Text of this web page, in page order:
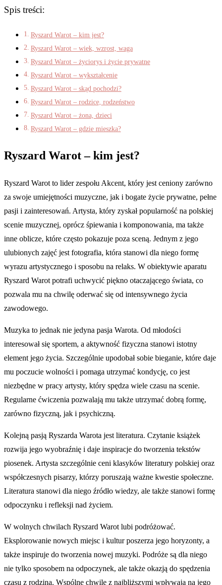
Spis treści:
Ryszard Warot – kim jest?
Ryszard Warot – wiek, wzrost, waga
Ryszard Warot – życiorys i życie prywatne
Ryszard Warot – wykształcenie
Ryszard Warot – skąd pochodzi?
Ryszard Warot – rodzice, rodzeństwo
Ryszard Warot – żona, dzieci
Ryszard Warot – gdzie mieszka?
Ryszard Warot – kim jest?
Ryszard Warot to lider zespołu Akcent, który jest ceniony zarówno
za swoje umiejętności muzyczne, jak i bogate życie prywatne, pełne
pasji i zainteresowań. Artysta, który zyskał popularność na polskiej
scenie muzycznej, oprócz śpiewania i komponowania, ma także
inne oblicze, które często pokazuje poza sceną. Jednym z jego
ulubionych zajęć jest fotografia, która stanowi dla niego formę
wyrazu artystycznego i sposobu na relaks. W obiektywie aparatu
Ryszard Warot potrafi uchwycić piękno otaczającego świata, co
pozwala mu na chwilę oderwać się od intensywnego życia
zawodowego.
Muzyka to jednak nie jedyna pasja Warota. Od młodości
interesował się sportem, a aktywność fizyczna stanowi istotny
element jego życia. Szczególnie upodobał sobie bieganie, które daje
mu poczucie wolności i pomaga utrzymać kondycję, co jest
niezbędne w pracy artysty, który spędza wiele czasu na scenie.
Regularne ćwiczenia pozwalają mu także utrzymać dobrą formę,
zarówno fizyczną, jak i psychiczną.
Kolejną pasją Ryszarda Warota jest literatura. Czytanie książek
rozwija jego wyobraźnię i daje inspiracje do tworzenia tekstów
piosenek. Artysta szczególnie ceni klasyków literatury polskiej oraz
współczesnych pisarzy, którzy poruszają ważne kwestie społeczne.
Literatura stanowi dla niego źródło wiedzy, ale także stanowi formę
odpoczynku i refleksji nad życiem.
W wolnych chwilach Ryszard Warot lubi podróżować.
Eksplorowanie nowych miejsc i kultur poszerza jego horyzonty, a
także inspiruje do tworzenia nowej muzyki. Podróże są dla niego
nie tylko sposobem na odpoczynek, ale także okazją do spędzenia
czasu z rodziną. Wspólne chwile z najbliższymi wpływają na jego